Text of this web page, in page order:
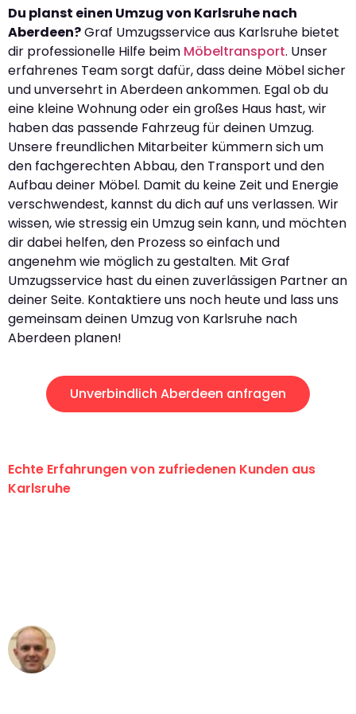
Du planst einen Umzug von Karlsruhe nach
Aberdeen?Graf Umzugsservice aus Karlsruhe bietet
dir professionelle Hilfe beim Möbeltransport. Unser
erfahrenes Team sorgt dafür, dass deine Möbel sicher
und unversehrt in Aberdeen ankommen. Egal ob du
eine kleine Wohnung oder ein großes Haus hast, wir
haben das passende Fahrzeug für deinen Umzug.
Unsere freundlichen Mitarbeiter kümmern sich um
den fachgerechten Abbau, den Transport und den
Aufbau deiner Möbel. Damit du keine Zeit und Energie
verschwendest, kannst du dich auf uns verlassen. Wir
wissen, wie stressig ein Umzug sein kann, und möchten
dir dabei helfen, den Prozess so einfach und
angenehm wie möglich zu gestalten. Mit Graf
Umzugsservice hast du einen zuverlässigen Partner an
deiner Seite. Kontaktiere uns noch heute und lass uns
gemeinsam deinen Umzug von Karlsruhe nach
Aberdeen planen!
Unverbindlich Aberdeen anfragen
Echte Erfahrungen von zufriedenen Kunden aus
Karlsruhe